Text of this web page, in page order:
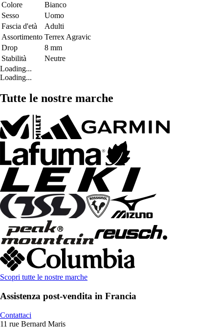
Colore
Bianco
Sesso
Uomo
Fascia d'età
Adulti
Assortimento Terrex Agravic
Drop
8 mm
Stabilità
Neutre
Loading...
Loading...
Tutte le nostre marche
Scopri tutte le nostre marche
Assistenza post-vendita in Francia
Contattaci
11 rue Bernard Maris